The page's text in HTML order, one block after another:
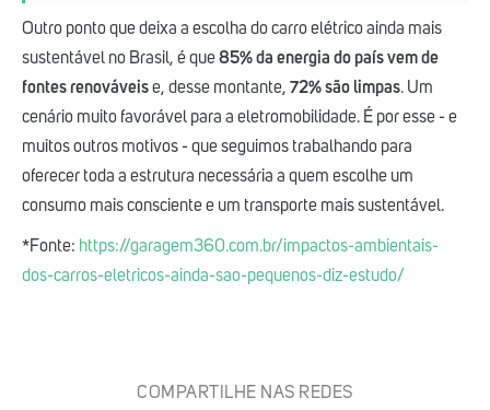
Outro ponto que deixa a escolha do carro elétrico ainda mais
sustentável no Brasil, é que85% da energia do país vem de
fontes renováveise, desse montante, 72% são limpas. Um
cenário muito favorável para a eletromobilidade. É por esse - e
muitos outros motivos - que seguimos trabalhando para
oferecer toda a estrutura necessária a quem escolhe um
consumo mais consciente e um transporte mais sustentável.
*Fonte: https://garagem360.com.br/impactos-ambientais-
dos-carros-eletricos-ainda-sao-pequenos-diz-estudo/
COMPARTILHE NAS REDES